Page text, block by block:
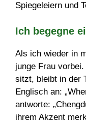
Spiegeleiern und
Ich begegne
Als ich wieder in
junge Frau
sitzt, bleibt in der
Englisch an:
antworte:
ihrem Akzent